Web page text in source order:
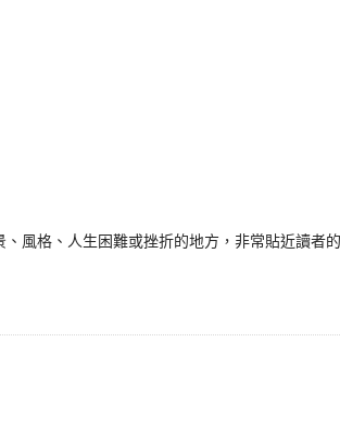
格、人生困難或挫折的地方，非常貼近讀者的